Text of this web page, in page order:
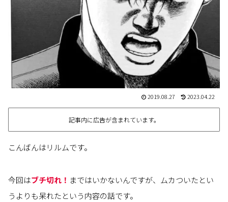
2019.08.27 2023.04.22
記事内に広告が含まれています。
こんばんはリルムです。
今回はブチ切れ！ まではいかないんですが、ムカついたとい
うよりも呆れたという内容の話です。